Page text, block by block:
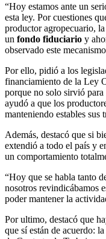
“Hoy estamos ante un
esta ley. Por cuestiones
productor agropecuario,
un fondo fiduciario y
observado este
Por ello, pidió a los
financiamiento de la Ley
porque no solo sirvió
ayudó a que los
manteniendo estables sus
Además, destacó que si
extendió a todo el país y
un comportamiento
“Hoy que se habla tanto
nosotros revindicábamos
poder mantener la
Por ultimo, destacó que
que sí están de acuerdo: